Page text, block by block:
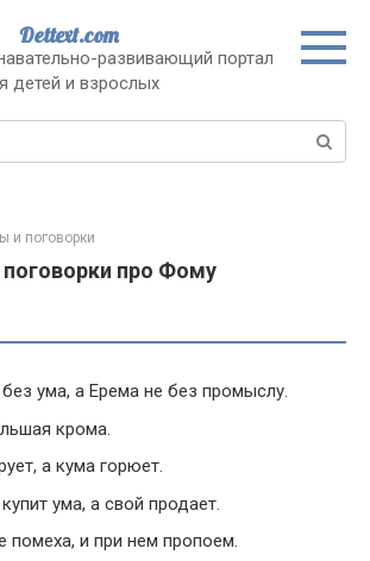
Dettext.com
развивающий портал
детей и взрослых
и поговорки
про Фому
ума, а Ерема не без промыслу.
крома.
а кума горюет.
ума, а свой продает.
помеха, и при нем пропоем.